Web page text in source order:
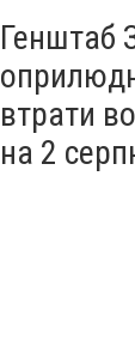
Генштаб
втрати
на 2